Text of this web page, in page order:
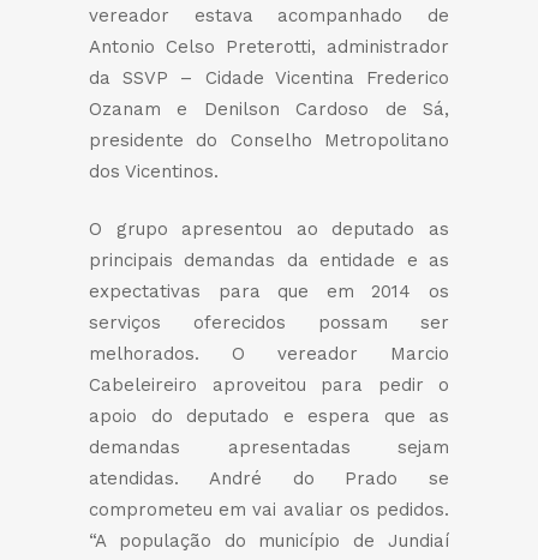
vereador estava acompanhado de
Antonio Celso Preterotti, administrador
da SSVP – Cidade Vicentina Frederico
Ozanam e Denilson Cardoso de Sá,
presidente do Conselho Metropolitano
dos Vicentinos.
O grupo apresentou ao deputado as
principais demandas da entidade e as
expectativas para que em 2014 os
serviços oferecidos possam ser
melhorados. O vereador Marcio
Cabeleireiro aproveitou para pedir o
apoio do deputado e espera que as
demandas apresentadas sejam
atendidas. André do Prado se
comprometeu em vai avaliar os pedidos.
“A população do município de Jundiaí